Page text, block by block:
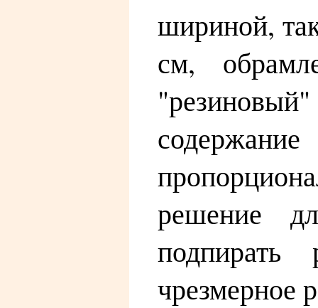
шириной,
см,
решение
чрезмерное